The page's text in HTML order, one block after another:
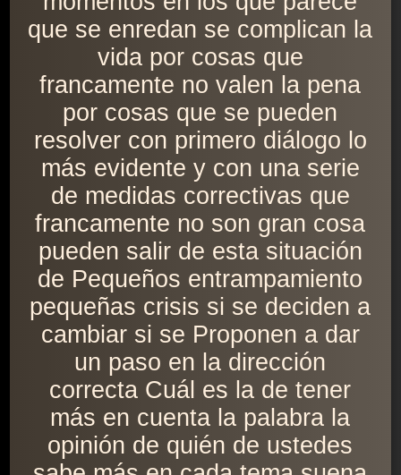
que se enredan se complican la
vida por cosas que
francamente no valen la pena
por cosas que se pueden
resolver con primero diálogo lo
más evidente y con una serie
de medidas correctivas que
francamente no son gran cosa
pueden salir de esta situación
de Pequeños entrampamiento
pequeñas crisis si se deciden a
cambiar si se Proponen a dar
un paso en la dirección
correcta Cuál es la de tener
más en cuenta la palabra la
opinión de quién de ustedes